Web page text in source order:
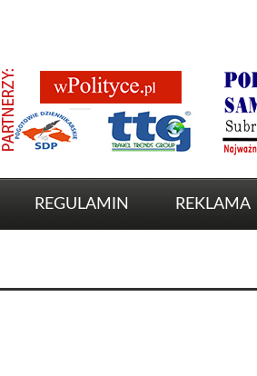
REGULAMIN REKLAMA